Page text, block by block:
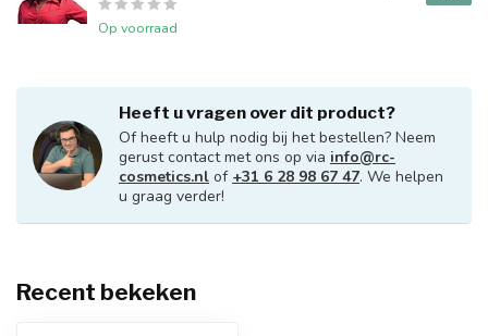
Op voorraad
Heeft u vragen over dit product?
Of heeft u hulp nodig bij het bestellen? Neem
gerust contact met ons op via info@rc-
cosmetics.nl of +31 6 28 98 67 47. We helpen
u graag verder!
Recent bekeken